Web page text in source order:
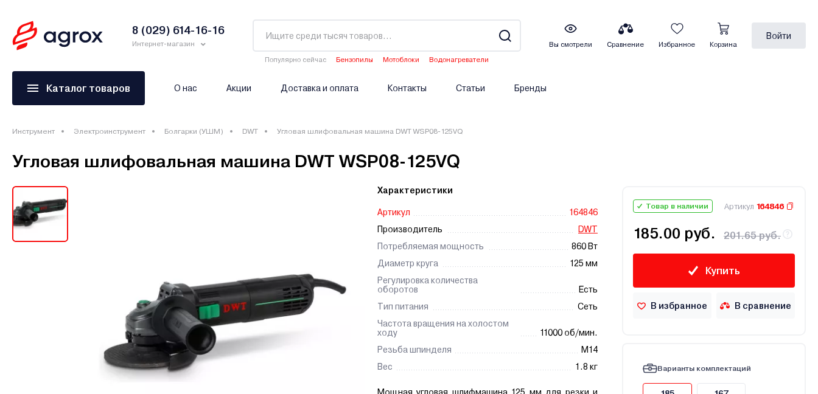
8 (029) 614-16-16
Интернет-магазин
Популярно сейчас Бензопилы Мотоблоки
Водонагреватели
Вы смотрели Сравнение Избранное Корзина
Войти
Каталог товаров О нас Акции Доставка и оплата Контакты Статьи Бренды
Инструмент Электроинструмент Болгарки (УШМ) DWT Угловая шлифовальная машина DWT WSP08-125VQ
Угловая шлифовальная машина DWT WSP08-125VQ
Характеристики
Артикул
164846
Производитель
DWT
Потребляемая мощность
860 Вт
Диаметр круга
125 мм
Регулировка количества
оборотов
Есть
Тип питания
Сеть
Частота вращения на холостом
ходу
11000 об/мин.
Резьба шпинделя
М14
Вес
1.8 кг
Товар в наличии Артикул 164846
185.00 руб. 201.65 руб.
Купить
В избранное В сравнение
Варианты комплектаций